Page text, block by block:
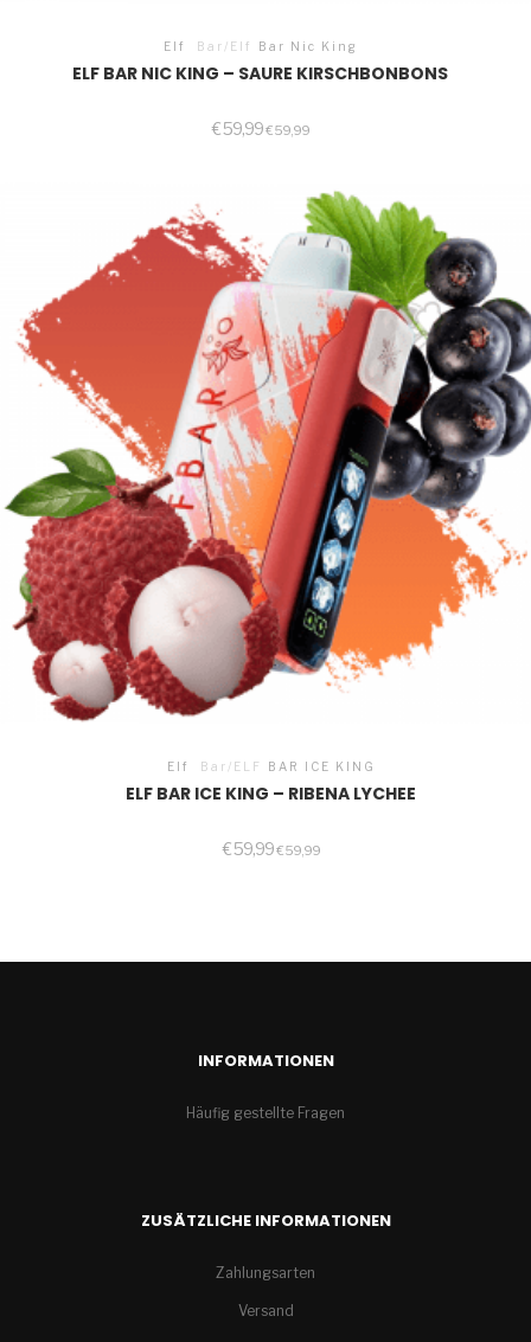
Elf Bar/Elf Bar Nic King
ELF BAR NIC KING – SAURE KIRSCHBONBONS
€59,99€59,99
Elf Bar/ELF BAR ICE KING
ELF BAR ICE KING – RIBENA LYCHEE
€59,99€59,99
INFORMATIONEN
Häufig gestellte Fragen
ZUSÄTZLICHE INFORMATIONEN
Zahlungsarten
Versand